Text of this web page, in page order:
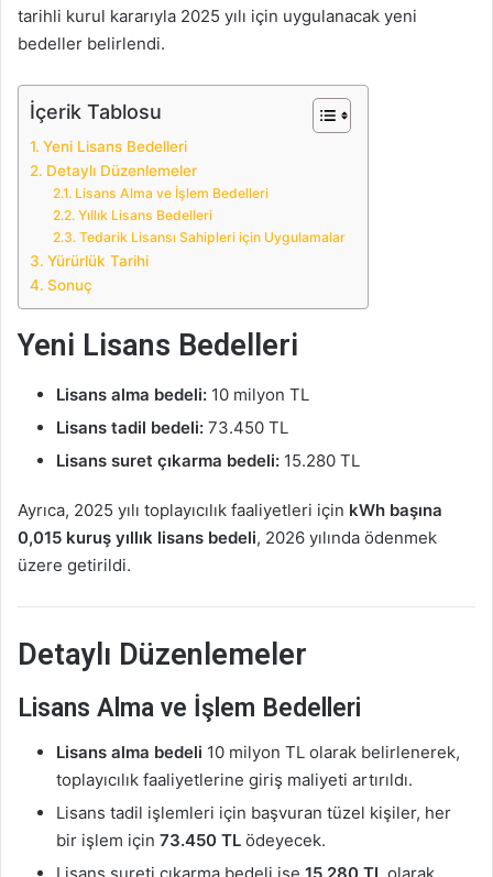
tarihli kurul kararıyla 2025 yılı için uygulanacak yeni
bedeller belirlendi.
İçerik Tablosu
Yeni Lisans Bedelleri
Detaylı Düzenlemeler
Lisans Alma ve İşlem Bedelleri
Yıllık Lisans Bedelleri
Tedarik Lisansı Sahipleri için Uygulamalar
Yürürlük Tarihi
Sonuç
Yeni Lisans Bedelleri
Lisans alma bedeli: 10 milyon TL
Lisans tadil bedeli: 73.450 TL
Lisans suret çıkarma bedeli: 15.280 TL
Ayrıca, 2025 yılı toplayıcılık faaliyetleri için kWh başına
0,015 kuruş yıllık lisans bedeli, 2026 yılında ödenmek
üzere getirildi.
Detaylı Düzenlemeler
Lisans Alma ve İşlem Bedelleri
Lisans alma bedeli 10 milyon TL olarak belirlenerek,
toplayıcılık faaliyetlerine giriş maliyeti artırıldı.
Lisans tadil işlemleri için başvuran tüzel kişiler, her
bir işlem için 73.450 TL ödeyecek.